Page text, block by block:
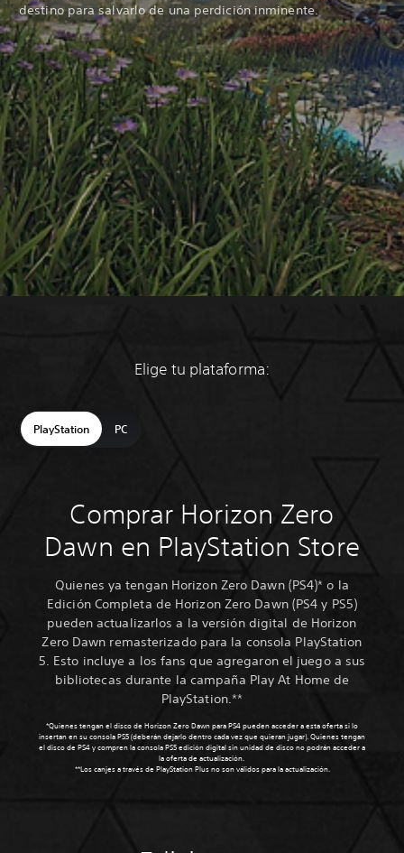
destino para salvarlo de una perdición inminente.
Elige tu plataforma:
PlayStation PC
Comprar Horizon Zero
Dawn en PlayStation Store
Quienes ya tengan Horizon Zero Dawn (PS4)* o la
Edición Completa de Horizon Zero Dawn (PS4 y PS5)
pueden actualizarlos a la versión digital de Horizon
Zero Dawn remasterizado para la consola PlayStation
5. Esto incluye a los fans que agregaron el juego a sus
bibliotecas durante la campaña Play At Home de
PlayStation.**
*Quienes tengan el disco de Horizon Zero Dawn para PS4 pueden acceder a esta oferta si lo
insertan en su consola PS5 (deberán dejarlo dentro cada vez que quieran jugar). Quienes tengan
el disco de PS4 y compren la consola PS5 edición digital sin unidad de disco no podrán acceder a
la oferta de actualización.
**Los canjes a través de PlayStation Plus no son válidos para la actualización.